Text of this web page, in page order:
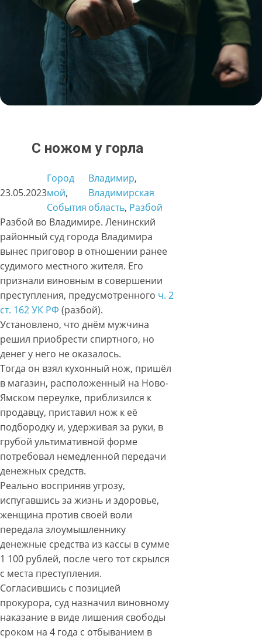
С ножом у горла
23.05.2023
Город
мой
События
Владимир
Владимирская
область, Разбой
Разбой во Владимире. Ленинский
районный суд города Владимира
вынес приговор в отношении ранее
судимого местного жителя. Его
признали виновным в совершении
преступления, предусмотренного ч. 2
ст. 162 УК РФ (разбой).
Установлено, что днём мужчина
решил приобрести спиртного, но
денег у него не оказалось.
Тогда он взял кухонный нож, пришёл
в магазин, расположенный на Ново-
Ямском переулке, приблизился к
продавцу, приставил нож к её
подбородку и, удерживая за руки, в
грубой ультимативной форме
потребовал немедленной передачи
денежных средств.
Реально восприняв угрозу,
испугавшись за жизнь и здоровье,
женщина против своей воли
передала злоумышленнику
денежные средства из кассы в сумме
1 100 рублей, после чего тот скрылся
с места преступления.
Согласившись с позицией
прокурора, суд назначил виновному
наказание в виде лишения свободы
сроком на 4 года с отбыванием в